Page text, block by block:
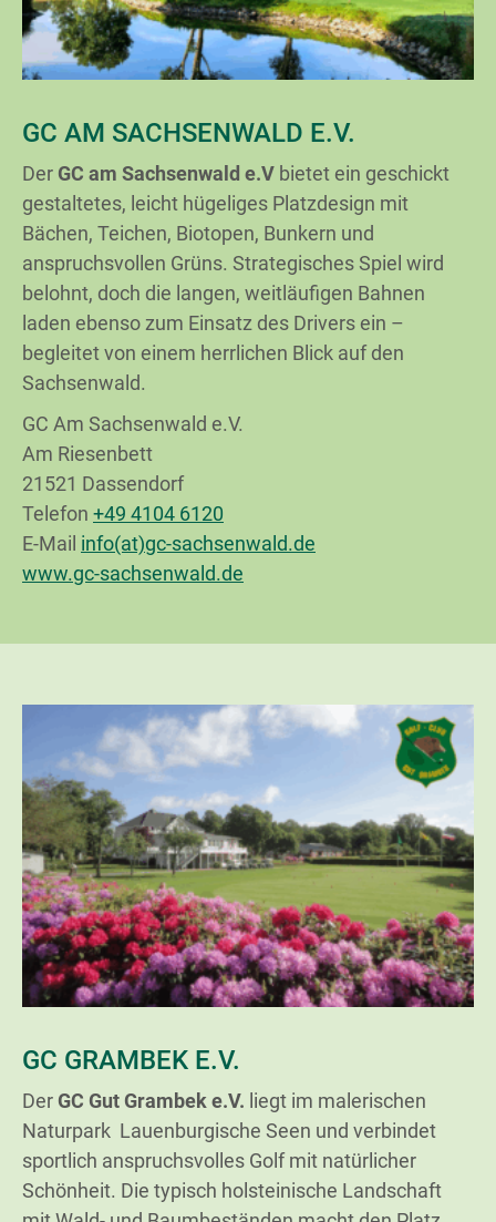
GC AM SACHSENWALD E.V.
Der GC am Sachsenwald e.V bietet ein geschickt
gestaltetes, leicht hügeliges Platzdesign mit
Bächen, Teichen, Biotopen, Bunkern und
anspruchsvollen Grüns. Strategisches Spiel wird
belohnt, doch die langen, weitläufigen Bahnen
laden ebenso zum Einsatz des Drivers ein –
begleitet von einem herrlichen Blick auf den
Sachsenwald.
GC Am Sachsenwald e.V.
Am Riesenbett
21521 Dassendorf
Telefon +49 4104 6120
E-Mail info(at)gc-sachsenwald.de
www.gc-sachsenwald.de
GC GRAMBEK E.V.
DerGC Gut Grambek e.V. liegt im malerischen
Naturpark Lauenburgische Seen und verbindet
sportlich anspruchsvolles Golf mit natürlicher
Schönheit. Die typisch holsteinische Landschaft